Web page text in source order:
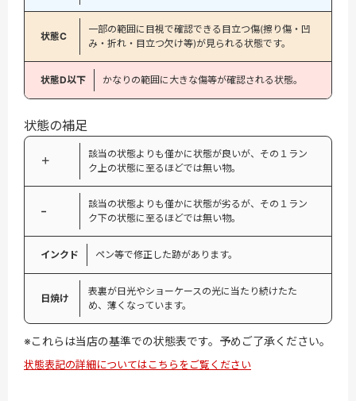
状態C
一部の範囲に目視で確認できる目立つ傷(擦り傷・凹
み・折れ・目立つ欠け等)が見られる状態です。
状態D以下 かなりの範囲に大きな傷等が確認される状態。
状態の補足
＋
該当の状態よりも僅かに状態が良いが、その１ラン
ク上の状態に至るほどでは無い物。
−
該当の状態よりも僅かに状態が劣るが、その１ラン
ク下の状態に至るほどでは無い物。
インクド ペン等で修正した跡があります。
日焼け
表裏が日光やショーケースの光に当たり続けたた
め、薄くなっています。
※これらは当店の基準での状態表です。予めご了承ください。
状態表記の詳細についてはこちらをご覧ください